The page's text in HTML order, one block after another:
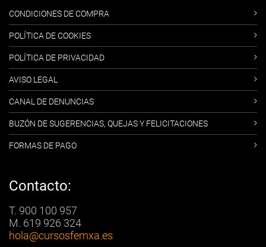
CONDICIONES DE COMPRA
POLÍTICA DE COOKIES
POLÍTICA DE PRIVACIDAD
AVISO LEGAL
CANAL DE DENUNCIAS
BUZÓN DE SUGERENCIAS, QUEJAS Y FELICITACIONES
FORMAS DE PAGO
Contacto:
T. 900 100 957
M. 619 926 324
hola@cursosfemxa.es